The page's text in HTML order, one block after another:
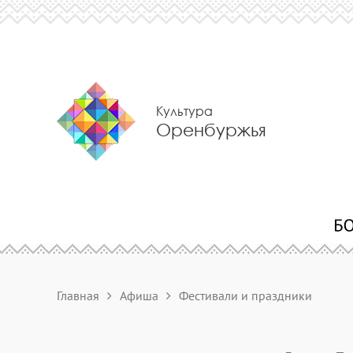
Культура
Оренбуржья
Главная Афиша Фестивали и праздники